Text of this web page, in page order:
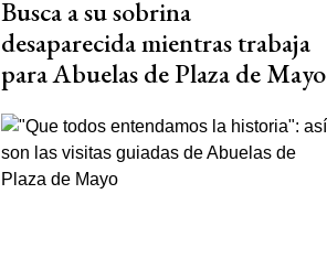
Busca a su sobrina
desaparecida mientras trabaja
para Abuelas de Plaza de Mayo